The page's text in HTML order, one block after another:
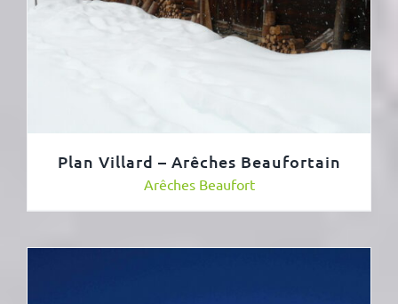
Plan Villard – Arêches Beaufortain
Arêches Beaufort